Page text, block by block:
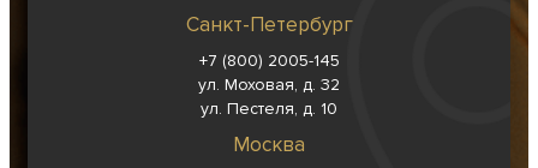
Санкт-Петербург
+7 (800) 2005-145
ул. Моховая, д. 32
ул. Пестеля, д. 10
Москва